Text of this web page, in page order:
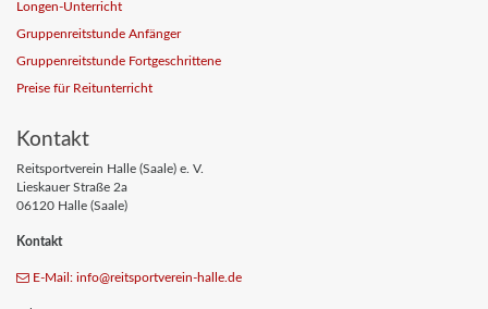
Longen-Unterricht
Gruppenreitstunde Anfänger
Gruppenreitstunde Fortgeschrittene
Preise für Reitunterricht
Kontakt
Reitsportverein Halle (Saale) e. V.
Lieskauer Straße 2a
06120 Halle (Saale)
Kontakt
E-Mail: info@reitsportverein-halle.de